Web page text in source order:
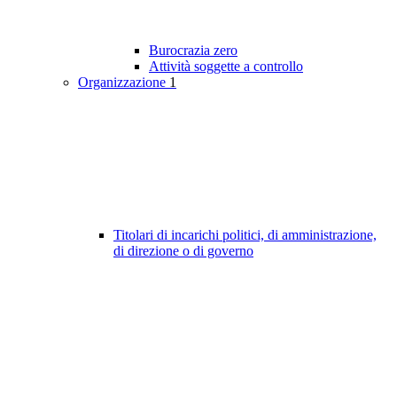
Burocrazia zero
Attività soggette a controllo
Organizzazione 1
Titolari di incarichi politici, di amministrazione,
di direzione o di governo